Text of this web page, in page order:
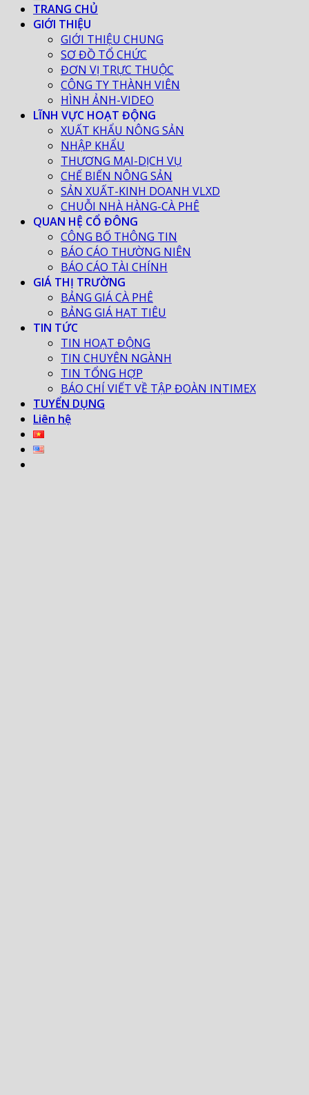
TRANG CHỦ
GIỚI THIỆU
GIỚI THIỆU CHUNG
SƠ ĐỒ TỔ CHỨC
ĐƠN VỊ TRỰC THUỘC
CÔNG TY THÀNH VIÊN
HÌNH ẢNH-VIDEO
LĨNH VỰC HOẠT ĐỘNG
XUẤT KHẨU NÔNG SẢN
NHẬP KHẨU
THƯƠNG MẠI-DỊCH VỤ
CHẾ BIẾN NÔNG SẢN
SẢN XUẤT-KINH DOANH VLXD
CHUỖI NHÀ HÀNG-CÀ PHÊ
QUAN HỆ CỔ ĐÔNG
CÔNG BỐ THÔNG TIN
BÁO CÁO THƯỜNG NIÊN
BÁO CÁO TÀI CHÍNH
GIÁ THỊ TRƯỜNG
BẢNG GIÁ CÀ PHÊ
BẢNG GIÁ HẠT TIÊU
TIN TỨC
TIN HOẠT ĐỘNG
TIN CHUYÊN NGÀNH
TIN TỔNG HỢP
BÁO CHÍ VIẾT VỀ TẬP ĐOÀN INTIMEX
TUYỂN DỤNG
Liên hệ